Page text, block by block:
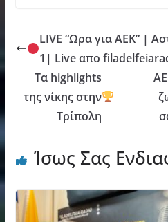
LIVE “Ωρα για ΑΕΚ” |
1| Live απο
Τα highlights
της νίκης στην
Τρίπολη
Ίσως Σας